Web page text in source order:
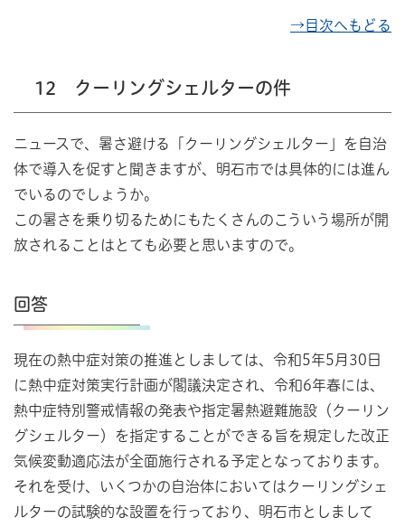
→目次へもどる
12 クーリングシェルターの件
ニュースで、暑さ避ける「クーリングシェルター」を自治
体で導入を促すと聞きますが、明石市では具体的には進ん
でいるのでしょうか。
この暑さを乗り切るためにもたくさんのこういう場所が開
放されることはとても必要と思いますので。
回答
現在の熱中症対策の推進としましては、令和5年5月30日
に熱中症対策実行計画が閣議決定され、令和6年春には、
熱中症特別警戒情報の発表や指定暑熱避難施設（クーリン
グシェルター）を指定することができる旨を規定した改正
気候変動適応法が全面施行される予定となっております。
それを受け、いくつかの自治体においてはクーリングシェ
ルターの試験的な設置を行っており、明石市としまして